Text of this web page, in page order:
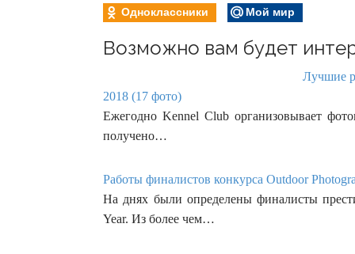
Одноклассники Мой мир
Возможно вам будет
Лучшие
2018 (17 фото)
Ежегодно Kennel Club организовывает
получено…
Работы финалистов конкурса Outdoor
На днях были определены финалисты
Year. Из более чем…